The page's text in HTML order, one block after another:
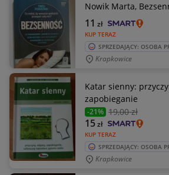
Nowik Marta,
KUP TERAZ
11 zł
SPRZEDAJĄCY: OSOBA
Krapkowice
Katar sienny:
zapobieganie
-21% 19,00 zł
KUP TERAZ
15zł
SPRZEDAJĄCY: OSOBA
Krapkowice